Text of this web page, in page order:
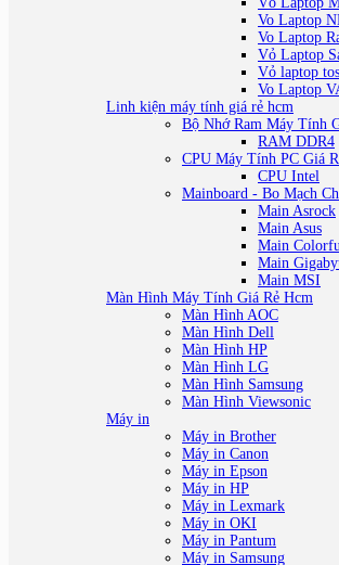
Vo Laptop
Vo Laptop
Vỏ Laptop
Vỏ laptop
Vo Laptop
Linh kiện máy tính giá rẻ hcm
Bộ Nhớ Ram Máy Tính
RAM DDR4
CPU Máy Tính PC Giá
CPU Intel
Mainboard - Bo Mạch
Main Asrock
Main Asus
Main
Main
Main MSI
Màn Hình Máy Tính Giá Rẻ Hcm
Màn Hình AOC
Màn Hình Dell
Màn Hình HP
Màn Hình LG
Màn Hình Samsung
Màn Hình Viewsonic
Máy in
Máy in Brother
Máy in Canon
Máy in Epson
Máy in HP
Máy in Lexmark
Máy in OKI
Máy in Pantum
Máy in Samsung